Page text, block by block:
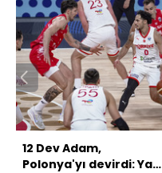
12 Dev Adam,
Polonya'yı devirdi: Yarı